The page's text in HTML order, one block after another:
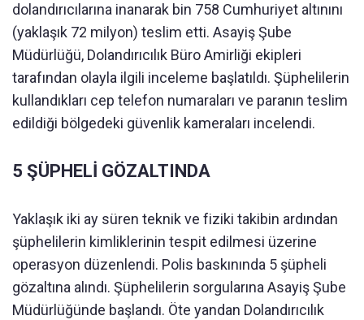
dolandırıcılarına inanarak bin 758 Cumhuriyet altınını
(yaklaşık 72 milyon) teslim etti. Asayiş Şube
Müdürlüğü, Dolandırıcılık Büro Amirliği ekipleri
tarafından olayla ilgili inceleme başlatıldı. Şüphelilerin
kullandıkları cep telefon numaraları ve paranın teslim
edildiği bölgedeki güvenlik kameraları incelendi.
5 ŞÜPHELİ GÖZALTINDA
Yaklaşık iki ay süren teknik ve fiziki takibin ardından
şüphelilerin kimliklerinin tespit edilmesi üzerine
operasyon düzenlendi. Polis baskınında 5 şüpheli
gözaltına alındı. Şüphelilerin sorgularına Asayiş Şube
Müdürlüğünde başlandı. Öte yandan Dolandırıcılık